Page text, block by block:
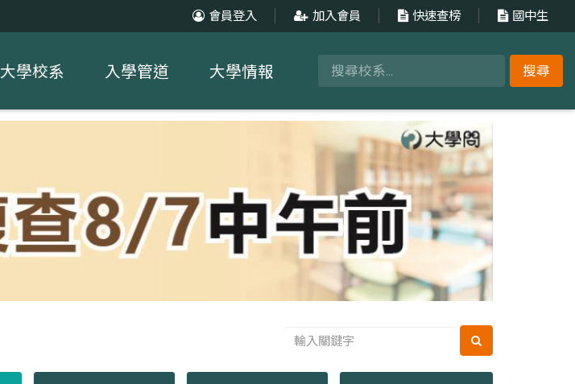
會員登入 加入會員 快速查榜 國中生
搜尋
大學校系 入學管道 大學情報